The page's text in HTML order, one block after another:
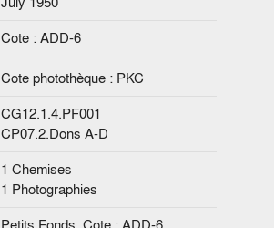
Cote : ADD-6
Cote photothèque : PKC
CG12.1.4.PF001
CP07.2.Dons A-D
1 Chemises
1 Photographies